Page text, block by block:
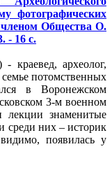
Общества О.
- 16 с.
краевед, археолог,
потомственных
в Воронежском
3-м военном
лекции знаменитые
среди них – историк
появилась у